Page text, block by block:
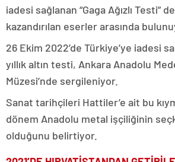
iadesi sağlanan “Gaga Ağızlı Testi”
kazandırılan eserler arasında
26 Ekim 2022’de Türkiye’ye iadesi
yıllık altın testi, Ankara Anadolu
Müzesi’nde sergileniyor.
Sanat tarihçileri Hattiler’e ait bu
dönem Anadolu metal işçiliğinin
olduğunu belirtiyor.